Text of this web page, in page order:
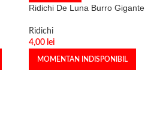
Ridichi De Luna Burro Gigante
Ridichi
4,00 lei
MOMENTAN INDISPONIBIL